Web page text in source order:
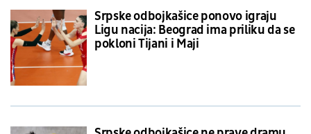
Srpske odbojkašice ponovo igraju
Ligu nacija: Beograd ima priliku da se
pokloni Tijani i Maji